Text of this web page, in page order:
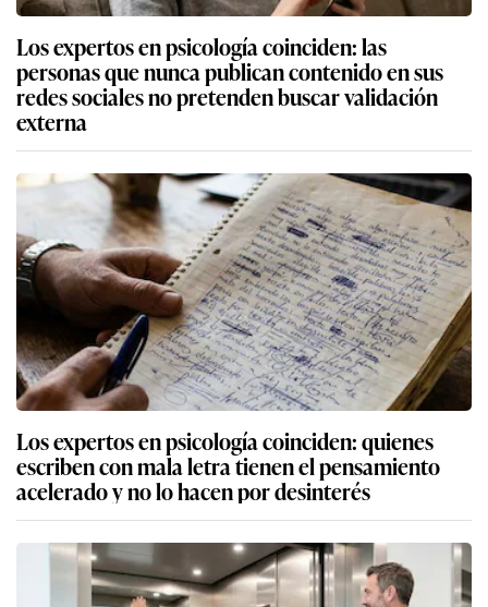
Los expertos en psicología coinciden: las
personas que nunca publican contenido en sus
redes sociales no pretenden buscar validación
externa
Los expertos en psicología coinciden: quienes
escriben con mala letra tienen el pensamiento
acelerado y no lo hacen por desinterés